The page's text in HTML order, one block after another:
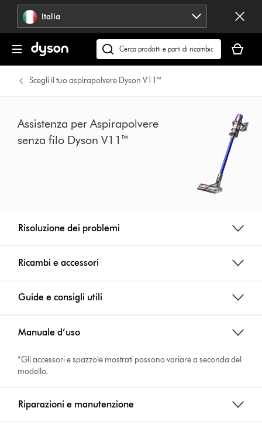
navigazione Italia
Cerca
su
dyson.it
carrello
è
Scegli il tuo aspirapolvere Dyson V11™
Assistenza per Aspirapolvere
senza filo Dyson V11™
Risoluzione dei problemi
Ricambi e accessori
Guide e consigli utili
Manuale d’uso
*Gli accessori e spazzole mostrati possono variare a seconda del
modello.
Riparazioni e manutenzione